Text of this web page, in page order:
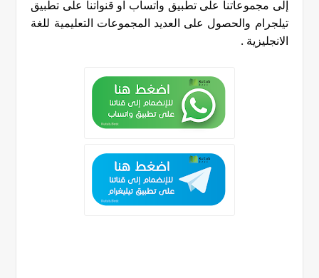
إلى مجموعاتنا على تطبيق واتساب او قنواتنا على تطبيق
تيلجرام والحصول على العديد المجموعات التعليمية للغة
الانجليزية .